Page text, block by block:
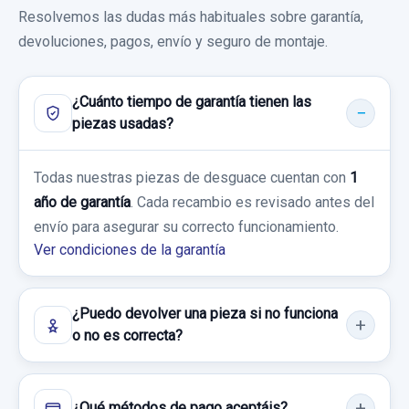
ELEVALUNAS DELANTERO DERECHO
ELÉCTRICO 2 PINS
ELEVALUNAS DELANTERO DERECHO...
usado.
KIA CARNIVAL 2.9 CRDI VGT ACTIVE
24,79 €
Consultar por whatsapp
KIA CARNIVAL 2.9 CRDI VGT ACTIVE
Ref:887778
200,00 €
Sin IVA, gastos de envío no incluidos.
Consultar por whatsapp
Resolvemos las dudas más habituales sobre garantía,
devoluciones, pagos, envío y seguro de montaje.
¿Cuánto tiempo de garantía tienen las
piezas usadas?
Todas nuestras piezas de desguace cuentan con 1
año de garantía . Cada recambio es revisado antes del
envío para asegurar su correcto funcionamiento.
Ver condiciones de la garantía
¿Puedo devolver una pieza si no funciona
o no es correcta?